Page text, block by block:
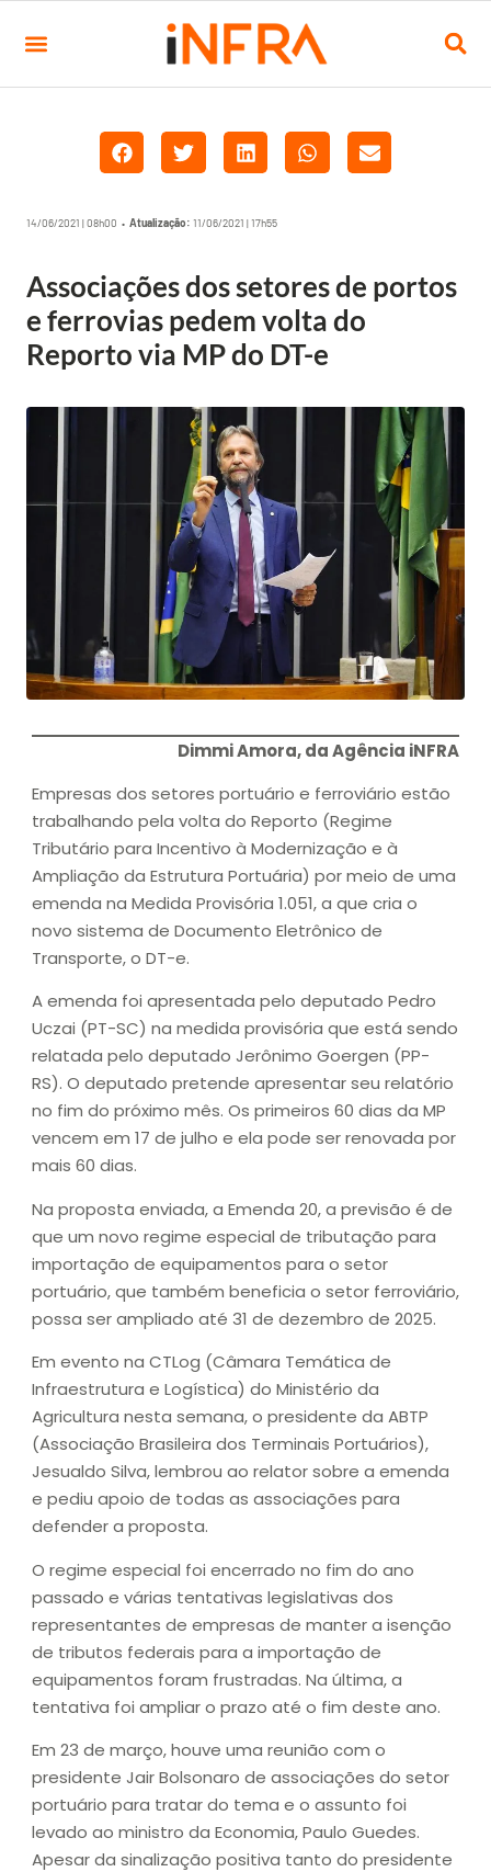
14/06/2021 | 08h00 • Atualização: 11/06/2021 | 17h55
Associações dos setores de portos
e ferrovias pedem volta do
Reporto via MP do DT-e
Dimmi Amora, da Agência iNFRA
Empresas dos setores portuário e ferroviário estão
trabalhando pela volta do Reporto (Regime
Tributário para Incentivo à Modernização e à
Ampliação da Estrutura Portuária) por meio de uma
emenda na Medida Provisória 1.051, a que cria o
novo sistema de Documento Eletrônico de
Transporte, o DT-e.
A emenda foi apresentada pelo deputado Pedro
Uczai (PT-SC) na medida provisória que está sendo
relatada pelo deputado Jerônimo Goergen (PP-
RS). O deputado pretende apresentar seu relatório
no fim do próximo mês. Os primeiros 60 dias da MP
vencem em 17 de julho e ela pode ser renovada por
mais 60 dias.
Na proposta enviada, a Emenda 20, a previsão é de
que um novo regime especial de tributação para
importação de equipamentos para o setor
portuário, que também beneficia o setor ferroviário,
possa ser ampliado até 31 de dezembro de 2025.
Em evento na CTLog (Câmara Temática de
Infraestrutura e Logística) do Ministério da
Agricultura nesta semana, o presidente da ABTP
(Associação Brasileira dos Terminais Portuários),
Jesualdo Silva, lembrou ao relator sobre a emenda
e pediu apoio de todas as associações para
defender a proposta.
O regime especial foi encerrado no fim do ano
passado e várias tentativas legislativas dos
representantes de empresas de manter a isenção
de tributos federais para a importação de
equipamentos foram frustradas. Na última, a
tentativa foi ampliar o prazo até o fim deste ano.
Em 23 de março, houve uma reunião com o
presidente Jair Bolsonaro de associações do setor
portuário para tratar do tema e o assunto foi
levado ao ministro da Economia, Paulo Guedes.
Apesar da sinalização positiva tanto do presidente